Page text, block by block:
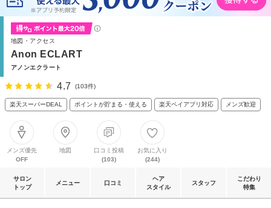
地図・アクセス
Anon ECLART
アノンエクラート
4.7 (103件)
楽天スーパーDEAL ポイントが貯まる・使える 楽天ペイアプリ対応 メンズ歓迎
メンズ優先
OFF
地図
口コミ投稿
(103)
お気に入り
(244)
サロン
トップ
メニュー 口コミ
ヘア
スタイル
スタッフ
こだわり
特集